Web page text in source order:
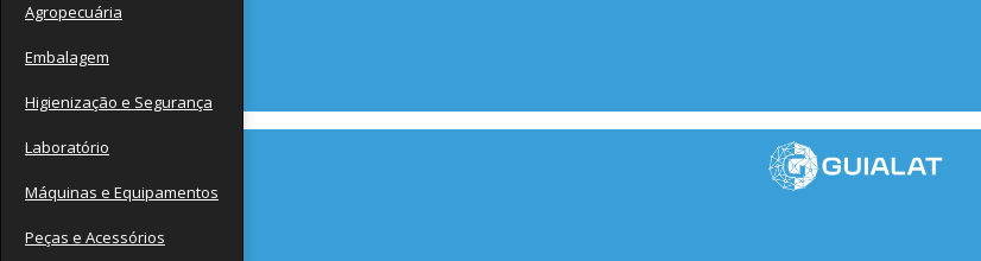
Agropecuária
Embalagem
Higienização e Segurança
Laboratório
Máquinas e Equipamentos
Peças e Acessórios
Notícias